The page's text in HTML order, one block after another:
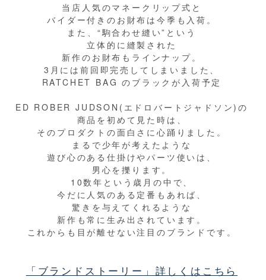
当店人気のマネークリップ式と
バイダー付きのお財布は今季も入荷。
また、“駒合わせ縫い”という
立体的に縫製された
新作のお財布もラインナップ。
3月には前回即完売してしまいました、
RATCHET BAG のブラックが入荷予定
ED ROBER JUDSON(エドロバートジャドソン)の
商品を初めて見た時は、
そのプロダクトの面白さに心踊りました。
まるで少年が考えたような
遊び心のある仕掛けやパーツ使いは、
男心を擽ります。
10数年という歳月の中で、
今だに人気のある定番もあれば、
驚きを与えてくれるような
新作も常に生み出されています。
これからも目が離せない注目のブランドです。
「ブランドストーリー」詳しくはこちら